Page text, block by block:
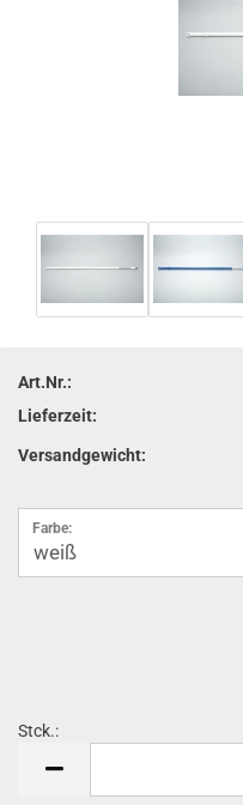
Art.Nr.:
Lieferzeit:
Versandgewicht:
Farbe:
Stck.: